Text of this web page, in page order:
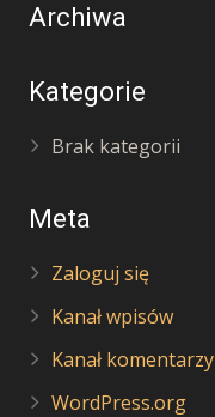
Archiwa
Kategorie
Brak kategorii
Meta
Zaloguj się
Kanał wpisów
Kanał komentarzy
WordPress.org